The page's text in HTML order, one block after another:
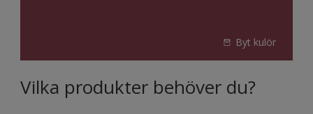
Byt kulör
Vilka produkter behöver du?